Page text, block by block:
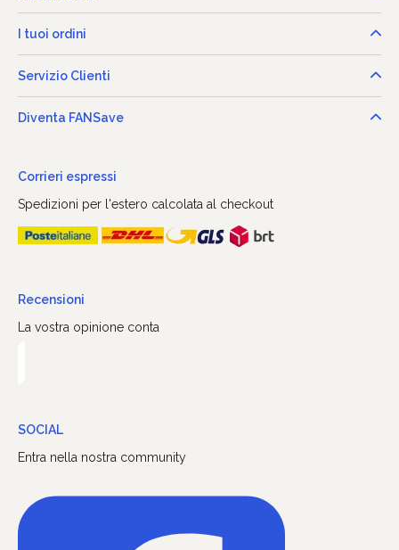
I tuoi ordini
Servizio Clienti
Diventa FANSave
Corrieri espressi
Spedizioni per l'estero calcolata al checkout
Recensioni
La vostra opinione conta
SOCIAL
Entra nella nostra community